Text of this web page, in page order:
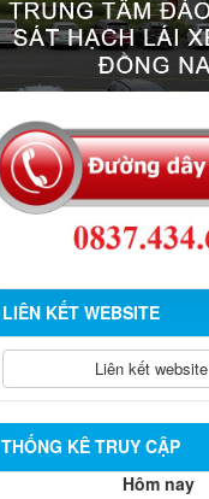
LIÊN KẾT WEBSITE
Liên kết website
THỐNG KÊ TRUY CẬP
Hôm nay